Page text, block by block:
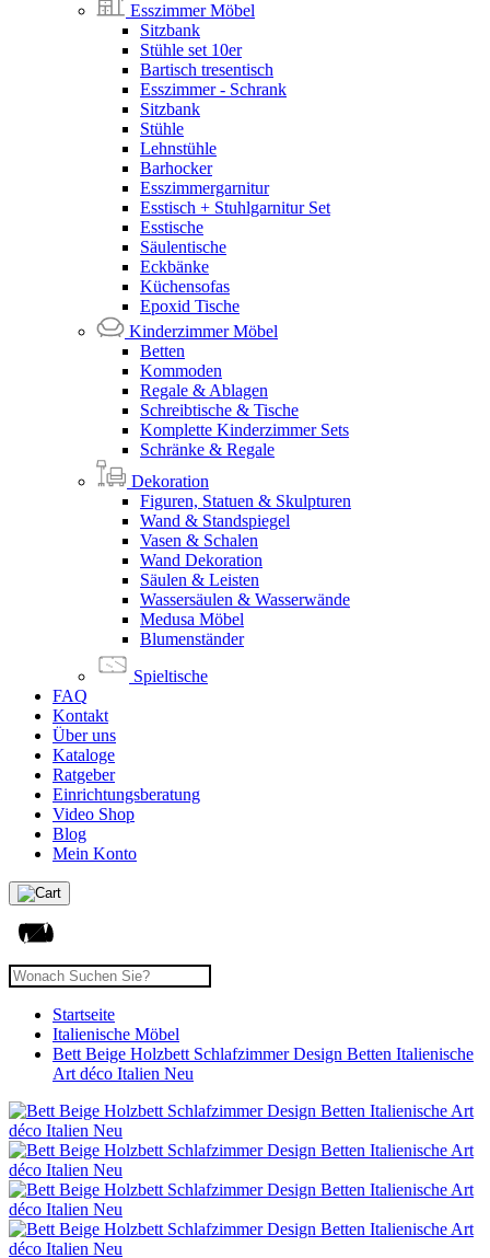
Esszimmer Möbel
Sitzbank
Stühle set 10er
Bartisch tresentisch
Esszimmer - Schrank
Sitzbank
Stühle
Lehnstühle
Barhocker
Esszimmergarnitur
Esstisch + Stuhlgarnitur Set
Esstische
Säulentische
Eckbänke
Küchensofas
Epoxid Tische
Kinderzimmer Möbel
Betten
Kommoden
Regale & Ablagen
Schreibtische & Tische
Komplette Kinderzimmer Sets
Schränke & Regale
Dekoration
Figuren, Statuen & Skulpturen
Wand & Standspiegel
Vasen & Schalen
Wand Dekoration
Säulen & Leisten
Wassersäulen & Wasserwände
Medusa Möbel
Blumenständer
Spieltische
FAQ
Kontakt
Über uns
Kataloge
Ratgeber
Einrichtungsberatung
Video Shop
Blog
Mein Konto
Startseite
Italienische Möbel
Bett Beige Holzbett Schlafzimmer Design Betten Italienische
Art déco Italien Neu